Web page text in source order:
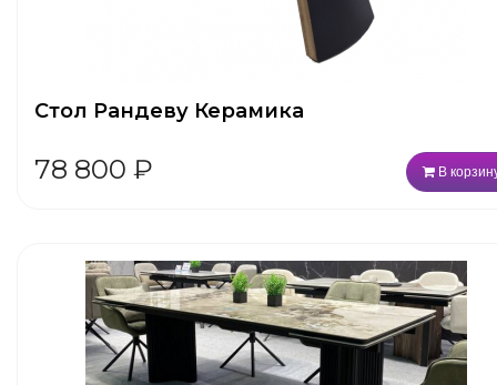
Стол Рандеву Керамика
78 800 ₽ В